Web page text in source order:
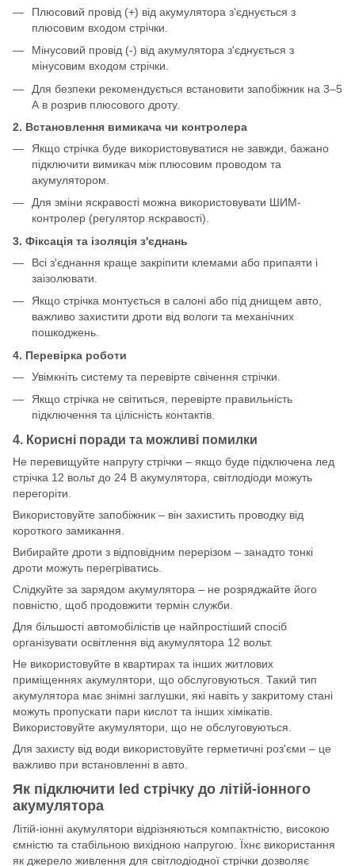
Плюсовий провід (+) від акумулятора з'єднується з
плюсовим входом стрічки.
Мінусовий провід (-) від акумулятора з'єднується з
мінусовим входом стрічки.
Для безпеки рекомендується встановити запобіжник на 3–5
А в розрив плюсового дроту.
2. Встановлення вимикача чи контролера
Якщо стрічка буде використовуватися не завжди, бажано
підключити вимикач між плюсовим проводом та
акумулятором.
Для зміни яскравості можна використовувати ШИМ-
контролер (регулятор яскравості).
3. Фіксація та ізоляція з'єднань
Всі з'єднання краще закріпити клемами або припаяти і
заізолювати.
Якщо стрічка монтується в салоні або під днищем авто,
важливо захистити дроти від вологи та механічних
пошкоджень.
4. Перевірка роботи
Увімкніть систему та перевірте свічення стрічки.
Якщо стрічка не світиться, перевірте правильність
підключення та цілісність контактів.
4. Корисні поради та можливі помилки
Не перевищуйте напругу стрічки – якщо буде підключена лед
стрічка 12 вольт до 24 В акумулятора, світлодіоди можуть
перегоріти.
Використовуйте запобіжник – він захистить проводку від
короткого замикання.
Вибирайте дроти з відповідним перерізом – занадто тонкі
дроти можуть перегріватись.
Слідкуйте за зарядом акумулятора – не розряджайте його
повністю, щоб продовжити термін служби.
Для більшості автомобілістів це найпростіший спосіб
організувати освітлення від акумулятора 12 вольт.
Не використовуйте в квартирах та інших житлових
приміщеннях акумулятори, що обслуговуються. Такий тип
акумулятора має знімні заглушки, які навіть у закритому стані
можуть пропускати пари кислот та інших хімікатів.
Використовуйте акумулятори, що не обслуговуються.
Для захисту від води використовуйте герметичні роз'єми – це
важливо при встановленні в авто.
Як підключити led стрічку до літій-іонного
акумулятора
Літій-іонні акумулятори відрізняються компактністю, високою
ємністю та стабільною вихідною напругою. Їхнє використання
як джерело живлення для світлодіодної стрічки дозволяє